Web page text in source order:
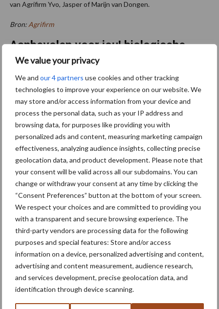
We value your privacy
We and our 4 partners use cookies and other tracking
technologies to improve your experience on our website. We
may store and/or access information from your device and
process the personal data, such as your IP address and
browsing data, for purposes like providing you with
personalized ads and content, measuring marketing campaign
effectiveness, analyzing audience insights, collecting precise
geolocation data, and product development. Please note that
your consent will be valid across all our subdomains. You can
change or withdraw your consent at any time by clicking the
“Consent Preferences” button at the bottom of your screen.
We respect your choices and are committed to providing you
with a transparent and secure browsing experience. The
third-party vendors are processing data for the following
purposes and special features: Store and/or access
information on a device, personalized advertising and content,
advertising and content measurement, audience research,
and services development, precise geolocation data, and
identification through device scanning.
van Agrifirm Yvo, Jasper of Marijn van Dongen.
Bron: Agrifirm
Aanbevolen voor jou! biologische
akkerbouw
Onderzoek, monitoring en
praktijk komen samen op
biologisch demoveld
robuuste aardappelrassen
“Niets werkt effectiever op
onkruiden”
Agrifoodpluim voor
akkerbouwer Dingeman
Burgers
Themapagina's